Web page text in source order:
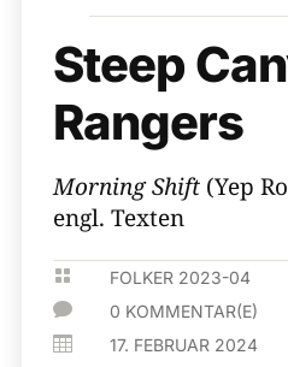
Steep
Rangers
Morning Shift (Yep
engl. Texten
 FOLKER 2023-04
 0 KOMMENTAR(E)
 17. FEBRUAR 2024